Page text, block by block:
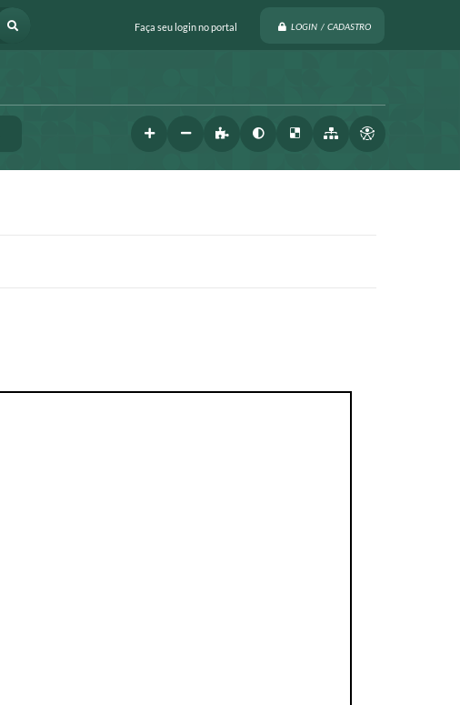
Faça seu login no portal LOGIN / CADASTRO